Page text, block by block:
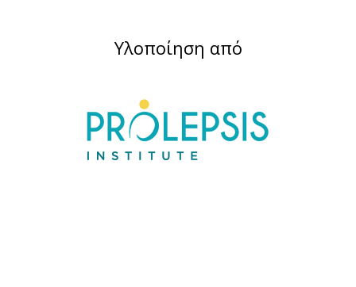
Υλοποίηση από